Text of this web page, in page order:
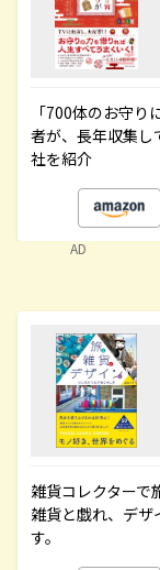
「700体のお守
者が、長年収集し
社を紹介
AD
雑貨コレクターで
雑貨と戯れ、デザ
す。